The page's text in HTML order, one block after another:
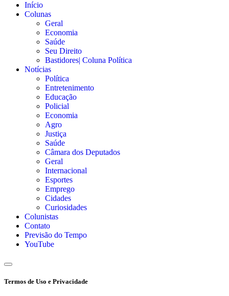
Início
Colunas
Geral
Economia
Saúde
Seu Direito
Bastidores| Coluna Política
Notícias
Política
Entretenimento
Educação
Policial
Economia
Agro
Justiça
Saúde
Câmara dos Deputados
Geral
Internacional
Esportes
Emprego
Cidades
Curiosidades
Colunistas
Contato
Previsão do Tempo
YouTube
Termos de Uso e Privacidade